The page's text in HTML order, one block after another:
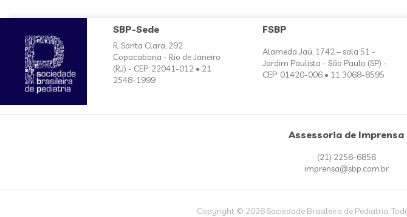
SBP-Sede
R. Santa Clara, 292
Copacabana - Rio de Janeiro
(RJ) - CEP: 22041-012 • 21
2548-1999
FSBP
Alameda Jaú, 1742 – sala 51 -
Jardim Paulista - São Paulo (SP) -
CEP: 01420-006 • 11 3068-8595
Assessoria de Imprensa
(21) 2256-6856
imprensa@sbp.com.br
Copyright © 2026 Sociedade Brasileira de Pediatria.